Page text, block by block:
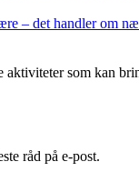
– det handler om
aktiviteter som kan
råd på e-post.